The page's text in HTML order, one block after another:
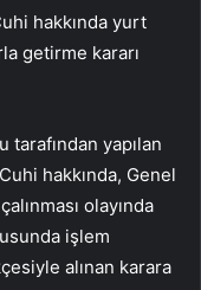
hakkında yurt
getirme kararı
yapılan
hakkında, Genel
olayında
işlem
alınan karara